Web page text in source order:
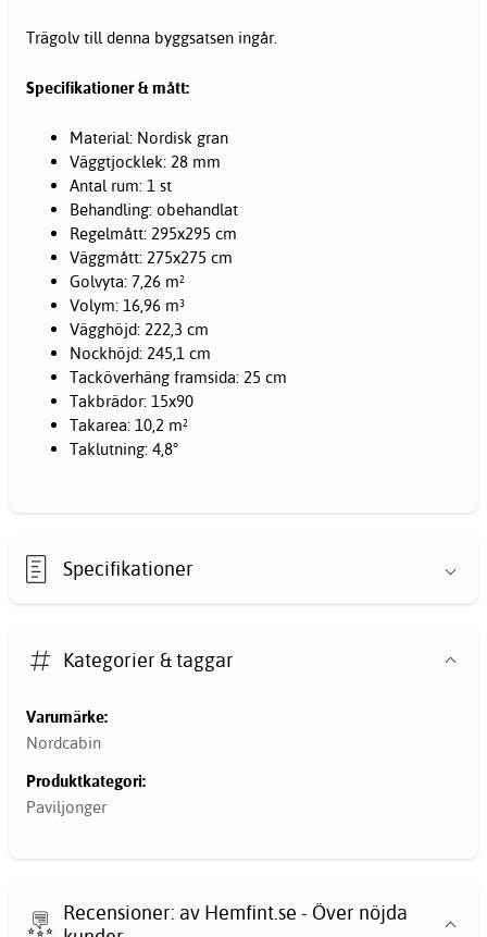
Trägolv till denna byggsatsen ingår.
Specifikationer & mått:
Material: Nordisk gran
Väggtjocklek: 28 mm
Antal rum: 1 st
Behandling: obehandlat
Regelmått: 295x295 cm
Väggmått: 275x275 cm
Golvyta: 7,26 m²
Volym: 16,96 m³
Vägghöjd: 222,3 cm
Nockhöjd: 245,1 cm
Tacköverhäng framsida: 25 cm
Takbrädor: 15x90
Takarea: 10,2 m²
Taklutning: 4,8°
Specifikationer
Kategorier & taggar
Varumärke:
Nordcabin
Produktkategori:
Paviljonger
Recensioner: av Hemfint.se - Över nöjda